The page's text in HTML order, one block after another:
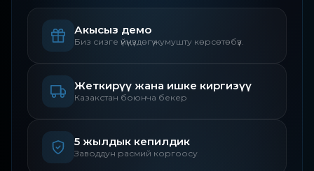
Акысыз демо
Биз сизге үйүңүздөгү жумушту көрсөтөбүз.
Жеткирүү жана ишке киргизүү
Казакстан боюнча бекер
5 жылдык кепилдик
Заводдун расмий коргоосу